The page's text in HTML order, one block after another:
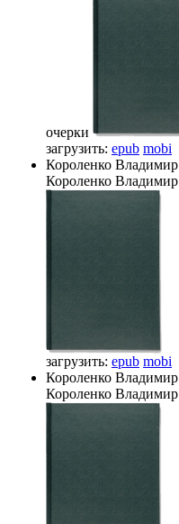
очерки
загрузить: epub mobi
Короленко Владимир
Короленко Владимир
загрузить: epub mobi
Короленко Владимир
Короленко Владимир